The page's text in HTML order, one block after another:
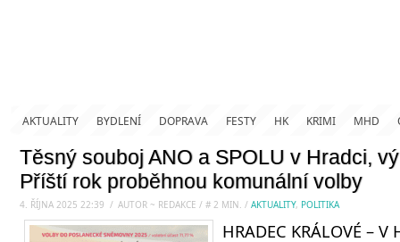
AKTUALITY BYDLENÍ DOPRAVA FESTY HK KRIMI MHD
Těsný souboj ANO a SPOLU v Hradci,
Příští rok proběhnou komunální volby
4. ŘÍJNA 2025 22:39 / AUTOR ~ REDAKCE / # 2 MIN. / AKTUALITY, POLITIKA
HRADEC KRÁLOVÉ –